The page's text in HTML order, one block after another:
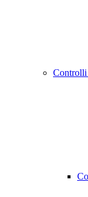
Controlli